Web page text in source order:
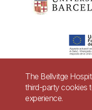
Pie
The Bellvitge
third-party cookies
experience.